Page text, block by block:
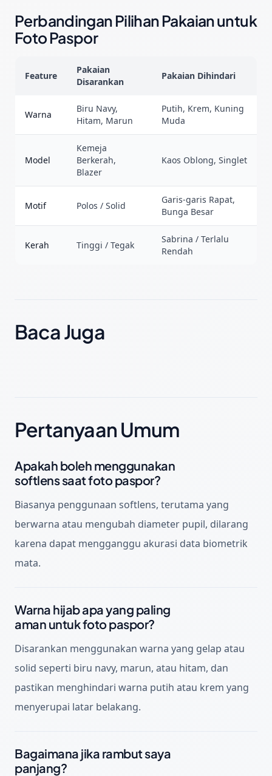
Perbandingan Pilihan Pakaian untuk
Foto Paspor
Feature
Pakaian
Disarankan
Pakaian Dihindari
Warna
Biru Navy,
Hitam, Marun
Putih, Krem, Kuning
Muda
Model
Kemeja
Berkerah,
Blazer
Kaos Oblong, Singlet
Motif Polos / Solid
Garis-garis Rapat,
Bunga Besar
Kerah Tinggi / Tegak
Sabrina / Terlalu
Rendah
Baca Juga
Pertanyaan Umum
Apakah boleh menggunakan
softlens saat foto paspor?
Biasanya penggunaan softlens, terutama yang
berwarna atau mengubah diameter pupil, dilarang
karena dapat mengganggu akurasi data biometrik
mata.
Warna hijab apa yang paling
aman untuk foto paspor?
Disarankan menggunakan warna yang gelap atau
solid seperti biru navy, marun, atau hitam, dan
pastikan menghindari warna putih atau krem yang
menyerupai latar belakang.
Bagaimana jika rambut saya
panjang?